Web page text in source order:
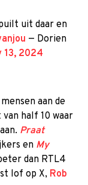
uit daar en
— Dorien
13, 2024
aan de
half 10 waar
Praat
en My
dan RTL4
lof op X, Rob